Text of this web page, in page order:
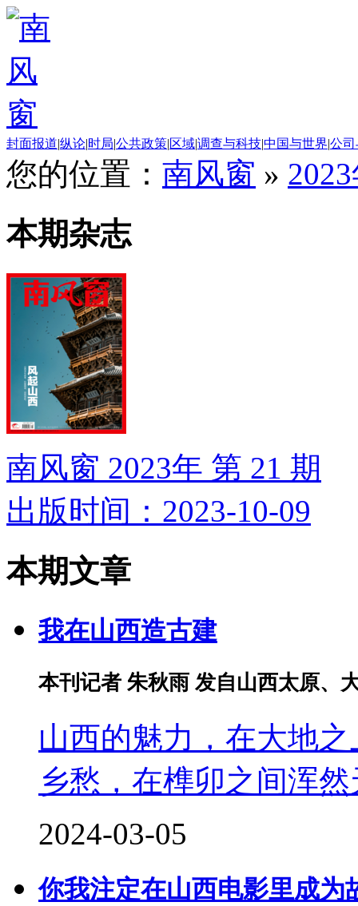
封面报道|纵论|时局|公共政策|区域|调查与科技|中国与世界|公
您的位置： 南风窗 »
本期杂志
南风窗 2023年 第 21 期
出版时间：2023-10-09
本期文章
我在山西造古建
本刊记者 朱秋雨 发自山西太原、
山西的魅力，在大地
乡愁，在榫卯之间浑
2024-03-05
你我注定在山西电影里成为